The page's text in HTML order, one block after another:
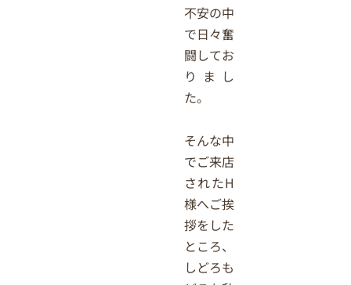
不安の中
で日々奮
闘してお
りまし
た。
そんな中
でご来店
されたH
様へご挨
拶をした
ところ、
しどろも